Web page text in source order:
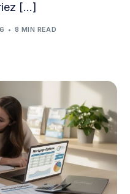
[…]
8 MIN READ